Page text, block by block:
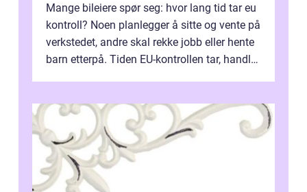
Mange bileiere spør seg: hvor lang tid tar eu
kontroll? Noen planlegger å sitte og vente på
verkstedet, andre skal rekke jobb eller hente
barn etterpå. Tiden EU-kontrollen tar, handler